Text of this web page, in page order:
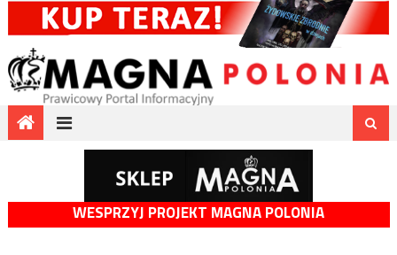
WESPRZYJ PROJEKT MAGNA POLONIA